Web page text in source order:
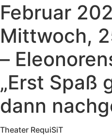
Februar
Mittwoch,
–
„Erst Spaß
dann
Theater RequiSiT